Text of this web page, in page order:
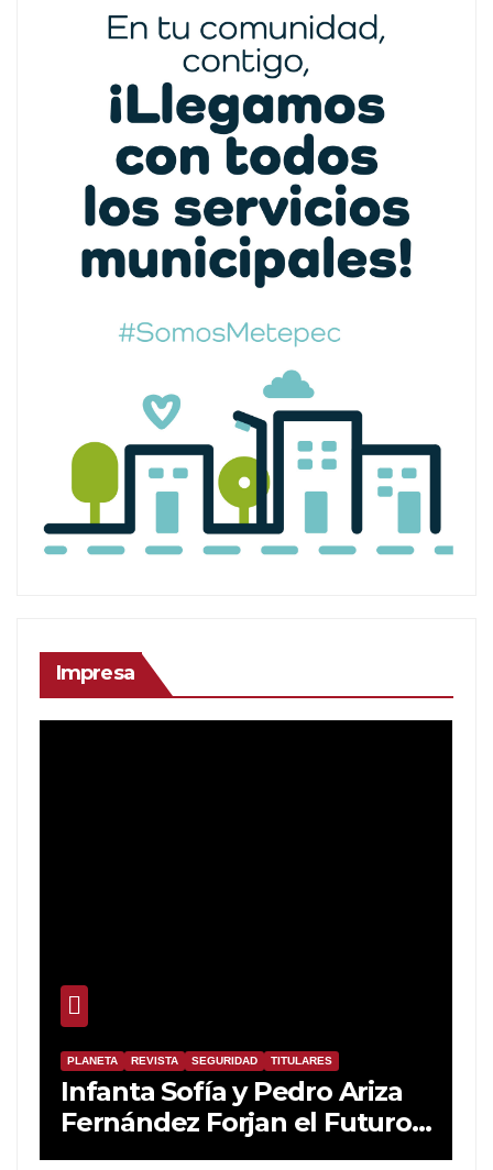
Impresa
PLANETA REVISTA SEGURIDAD TITULARES
Infanta Sofía y Pedro Ariza
Fernández Forjan el Futuro
de la Soberanía Real